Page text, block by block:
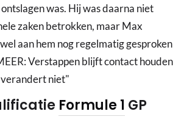
was. Hij was daarna niet
zaken betrokken, maar Max
aan hem nog regelmatig gesproken
Verstappen blijft contact houden
niet"
Formule 1 GP